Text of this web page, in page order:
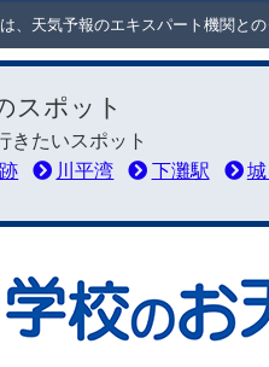
、天気予報のエキスパート機関と
スポット
きたいスポット
川平湾 下灘駅